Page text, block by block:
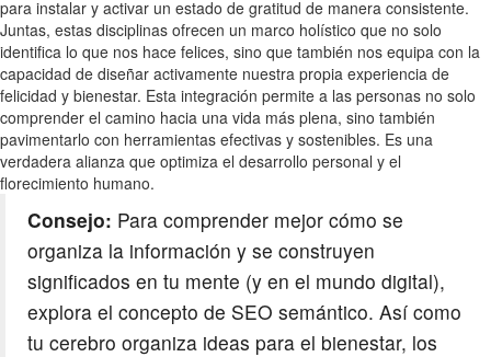
para instalar y activar un estado de gratitud de manera consistente.
Juntas, estas disciplinas ofrecen un marco holístico que no solo
identifica lo que nos hace felices, sino que también nos equipa con la
capacidad de diseñar activamente nuestra propia experiencia de
felicidad y bienestar. Esta integración permite a las personas no solo
comprender el camino hacia una vida más plena, sino también
pavimentarlo con herramientas efectivas y sostenibles. Es una
verdadera alianza que optimiza el desarrollo personal y el
florecimiento humano.
Consejo: Para comprender mejor cómo se
organiza la información y se construyen
significados en tu mente (y en el mundo digital),
explora el concepto de SEO semántico. Así como
tu cerebro organiza ideas para el bienestar, los